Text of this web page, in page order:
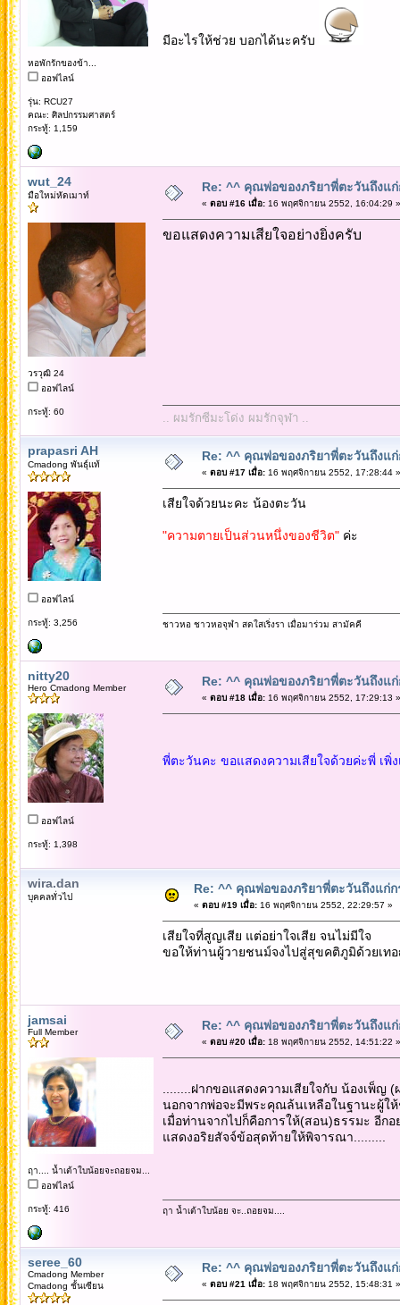
หอพักรักของข้า...
ออฟไลน์
รุ่น: RCU27
คณะ: ศิลปกรรมศาสตร์
กระทู้: 1,159
มีอะไรให้ช่วย บอกได้นะครับ
wut_24
มือใหม่หัดเมาท์
วรวุฒิ 24
ออฟไลน์
กระทู้: 60
Re: ^^ คุณพ่อของภริยาพี่ตะวันถึงแ
« ตอบ #16 เมื่อ:16 พฤศจิกายน 2552, 16:04:29 »
ขอแสดงความเสียใจอย่างยิ่งครับ
.. ผมรักซีมะโด่ง ผมรักจุฬา ..
prapasri AH
Cmadong พันธุ์แท้
ออฟไลน์
กระทู้: 3,256
Re: ^^ คุณพ่อของภริยาพี่ตะวันถึงแ
« ตอบ #17 เมื่อ:16 พฤศจิกายน 2552, 17:28:44 »
เสียใจด้วยนะคะ น้องตะวัน
"ความตายเป็นส่วนหนึ่งของชีวิต"ค่ะ
ชาวหอ ชาวหอจุฬา สดใสเริ่งรา เมื่อมาร่วม สามัคคี
nitty20
Hero Cmadong Member
ออฟไลน์
กระทู้: 1,398
Re: ^^ คุณพ่อของภริยาพี่ตะวันถึงแ
« ตอบ #18 เมื่อ:16 พฤศจิกายน 2552, 17:29:13 »
พี่ตะวันคะ ขอแสดงความเสียใจด้วยค่ะพี่ เพิ่
wira.dan
บุคคลทั่วไป
Re: ^^ คุณพ่อของภริยาพี่ตะวันถึงแก่
« ตอบ #19 เมื่อ:16 พฤศจิกายน 2552, 22:29:57 »
เสียใจที่สูญเสีย แต่อย่าใจเสีย จนไม่มีใจ
ขอให้ท่านผู้วายชนม์จงไปสู่สุขคติภูมิด้วยเท
jamsai
Full Member
ฤา.... น้ำเต้าใบน้อยจะถอยจม...
ออฟไลน์
กระทู้: 416
Re: ^^ คุณพ่อของภริยาพี่ตะวันถึงแ
« ตอบ #20 เมื่อ:18 พฤศจิกายน 2552, 14:51:22 »
........ฝากขอแสดงความเสียใจกับ น้องเพ็ญ
นอกจากพ่อจะมีพระคุณล้นเหลือในฐานะผู้ใ
เมื่อท่านจากไปก็คือการให้(สอน)ธรรมะ อีกอ
แสดงอริยสัจจ์ข้อสุดท้ายให้พิจารณา.........
ฤา น้ำเต้าใบน้อย จะ..ถอยจม....
seree_60
Cmadong Member
Cmadong ชั้นเซียน
Re: ^^ คุณพ่อของภริยาพี่ตะวันถึงแ
« ตอบ #21 เมื่อ:18 พฤศจิกายน 2552, 15:48:31 »